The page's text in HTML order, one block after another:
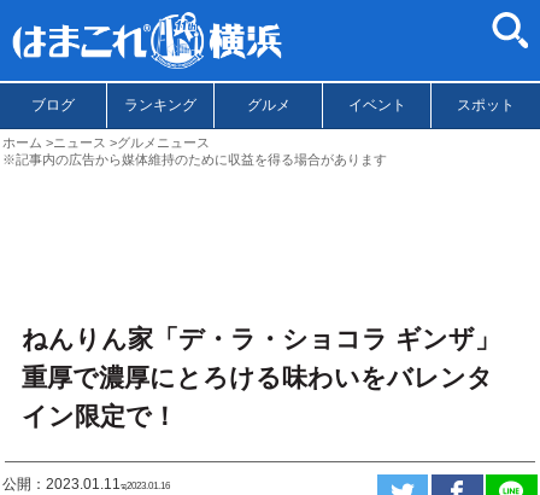
ブログ ランキング グルメ イベント スポット
ホーム ニュース
グルメニュース
※記事内の広告から媒体維持のために収益を得る場合があります
ねんりん家「デ・ラ・ショコラ ギンザ」
重厚で濃厚にとろける味わいをバレンタ
イン限定で！
公開：2023.01.11ಇ2023.01.16